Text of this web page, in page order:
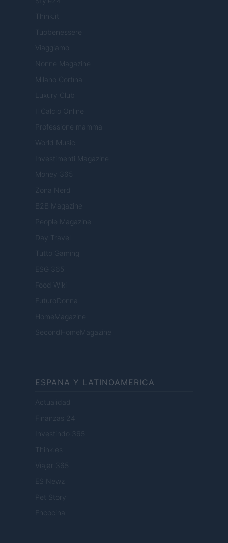
Think.it
Tuobenessere
Viaggiamo
Nonne Magazine
Milano Cortina
Luxury Club
Il Calcio Online
Professione mamma
World Music
Investimenti Magazine
Money 365
Zona Nerd
B2B Magazine
People Magazine
Day Travel
Tutto Gaming
ESG 365
Food Wiki
FuturoDonna
HomeMagazine
SecondHomeMagazine
ESPANA Y LATINOAMERICA
Actualidad
Finanzas 24
Investindo 365
Think.es
Viajar 365
ES Newz
Pet Story
Encocina